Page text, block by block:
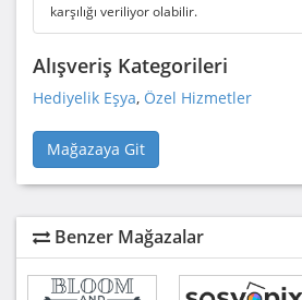
karşılığı veriliyor olabilir.
Alışveriş Kategorileri
Hediyelik Eşya, Özel Hizmetler
Mağazaya Git
Benzer Mağazalar